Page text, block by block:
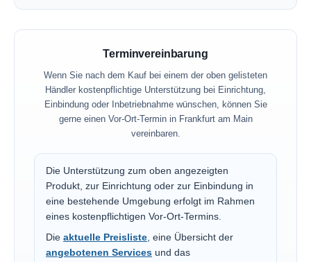
Terminvereinbarung
Wenn Sie nach dem Kauf bei einem der oben gelisteten
Händler kostenpflichtige Unterstützung bei Einrichtung,
Einbindung oder Inbetriebnahme wünschen, können Sie
gerne einen Vor-Ort-Termin in Frankfurt am Main
vereinbaren.
Die Unterstützung zum oben angezeigten
Produkt, zur Einrichtung oder zur Einbindung in
eine bestehende Umgebung erfolgt im Rahmen
eines kostenpflichtigen Vor-Ort-Termins.
Die aktuelle Preisliste, eine Übersicht der
angebotenen Services und das